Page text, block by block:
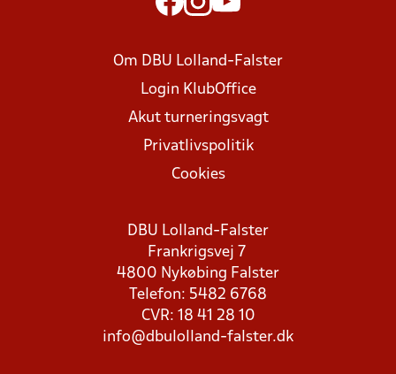
Om DBU Lolland-Falster
Login KlubOffice
Akut turneringsvagt
Privatlivspolitik
Cookies
DBU Lolland-Falster
Frankrigsvej 7
4800 Nykøbing Falster
Telefon: 5482 6768
CVR: 18 41 28 10
info@dbulolland-falster.dk